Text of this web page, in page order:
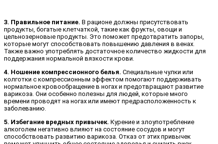
3. Правильное питание. В рационе должны присутствовать
продукты, богатые клетчаткой, такие как фрукты, овощи и
цельнозерновые продукты. Это поможет предотвратить запоры,
которые могут способствовать повышению давления в венах.
Также важно употреблять достаточное количество жидкости для
поддержания нормальной вязкости крови.
4. Ношение компрессионного белья. Специальные чулки или
колготки с компрессионным эффектом помогают поддерживать
нормальное кровообращение в ногах и предотвращают развитие
варикоза. Они особенно полезны для людей, которые много
времени проводят на ногах или имеют предрасположенность к
заболеванию.
5. Избегание вредных привычек. Курение и злоупотребление
алкоголем негативно влияют на состояние сосудов и могут
способствовать развитию варикоза. Отказ от этих привычек